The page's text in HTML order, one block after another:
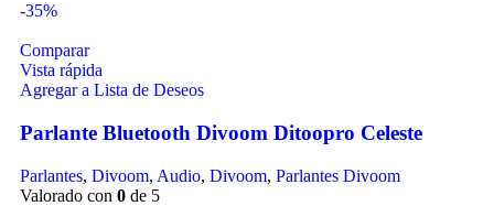
-35%
Comparar
Vista rápida
Agregar a Lista de Deseos
Parlante Bluetooth Divoom Ditoopro Celeste
Parlantes, Divoom, Audio, Divoom, Parlantes Divoom
Valorado con 0 de 5